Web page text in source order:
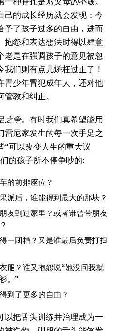
己的成长经历就会发现：今
予了孩子过多的自由，进而
抱怨和表达想法时得以肆意
老是在强调孩子的意见被忽
我们则有点儿矫枉过正了！
青少年冒犯成年人，还对他
教和纠正。
之争。有时我们真希望能用
雷尼家发生的每一次手足之
“可以改变人生的重大议
的孩子所不停争吵的:
的前排座位？
派后，谁能得到最大的那块？
友到过家里？或者谁曾带朋友
一团糟？又是谁最后负责打扫
服？谁又抱怨说“她没问我就
。”
到了更多的自由？
以把舌头训练并治理成为一